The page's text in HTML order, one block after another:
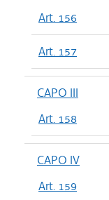
Art. 156
Art. 157
CAPO III
Art. 158
CAPO IV
Art. 159